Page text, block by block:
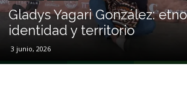
Gladys Yagari González:
identidad y territorio
3 junio, 2026